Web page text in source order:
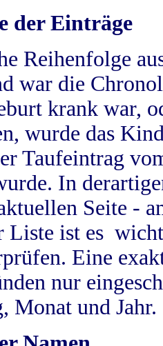
der Einträge
Reihenfolge
war die
krank war,
wurde das
Taufeintrag
In
Seite -
Liste ist es
Eine
nur
Monat und Jahr.